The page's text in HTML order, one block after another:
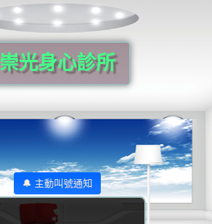
崇光身心診所
🔔 主動叫號通知